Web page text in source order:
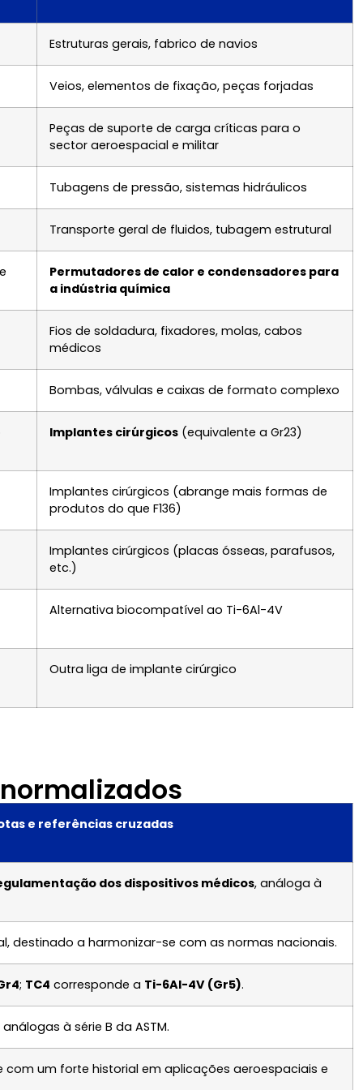
Estruturas gerais, fabrico de navios
Veios, elementos de fixação, peças forjadas
Peças de suporte de carga críticas para o
sector aeroespacial e militar
Tubagens de pressão, sistemas hidráulicos
Transporte geral de fluidos, tubagem estrutural
Permutadores de calor e condensadores para
a indústria química
Fios de soldadura, fixadores, molas, cabos
médicos
Bombas, válvulas e caixas de formato complexo
Implantes cirúrgicos (equivalente a Gr23)
Implantes cirúrgicos (abrange mais formas de
produtos do que F136)
Implantes cirúrgicos (placas ósseas, parafusos,
etc.)
Alternativa biocompatível ao Ti-6Al-4V
Outra liga de implante cirúrgico
e referências cruzadas
dos dispositivos médicos, análoga à
destinado a harmonizar-se com as normas nacionais.
; TC4 corresponde a Ti-6Al-4V (Gr5).
à série B da ASTM.
com um forte historial em aplicações aeroespaciais e